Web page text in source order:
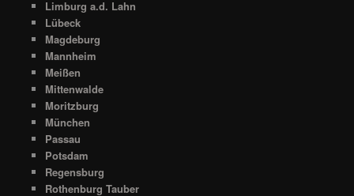
Limburg a.d. Lahn
Lübeck
Magdeburg
Mannheim
Meißen
Mittenwalde
Moritzburg
München
Passau
Potsdam
Regensburg
Rothenburg Tauber